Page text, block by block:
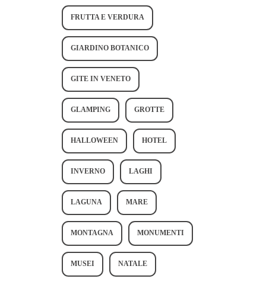
FRUTTA E VERDURA
GIARDINO BOTANICO
GITE IN VENETO
GLAMPING GROTTE
HALLOWEEN HOTEL
INVERNO LAGHI
LAGUNA MARE
MONTAGNA MONUMENTI
MUSEI NATALE